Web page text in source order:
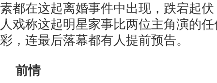
素都在这起离婚事件中出现，跌宕起
人戏称这起明星家事比两位主角演的
彩，连最后落幕都有人提前预告。
前情